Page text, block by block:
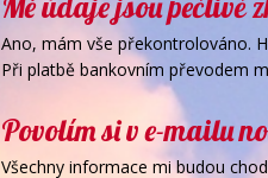
Ano, mám vše překontrolováno.
Při platbě bankovním převodem
Povolím si v e-mailu
Všechny informace mi budou